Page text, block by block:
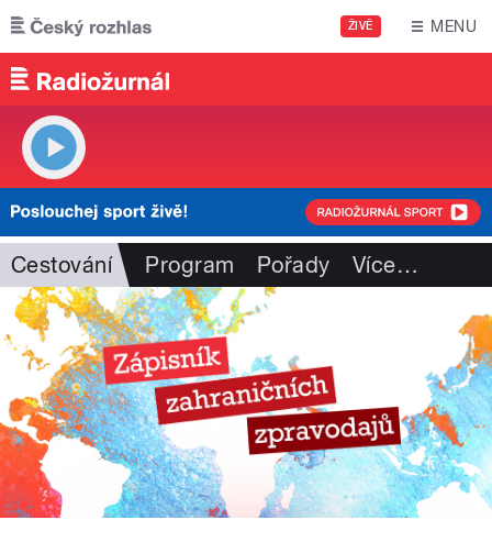
Přejít k hlavnímu obsahu
ŽIVĚ MENU
Cestování Program Pořady Více…